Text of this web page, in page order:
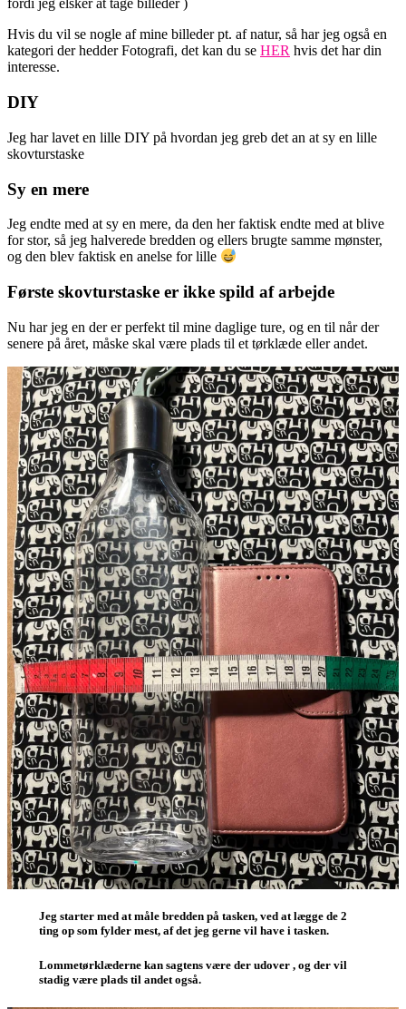
fordi jeg elsker at tage billeder )
Hvis du vil se nogle af mine billeder pt. af natur, så har jeg også en
kategori der hedder Fotografi, det kan du se HER hvis det har din
interesse.
DIY
Jeg har lavet en lille DIY på hvordan jeg greb det an at sy en lille
skovturstaske
Sy en mere
Jeg endte med at sy en mere, da den her faktisk endte med at blive
for stor, så jeg halverede bredden og ellers brugte samme mønster,
og den blev faktisk en anelse for lille
Første skovturstaske er ikke spild af arbejde
Nu har jeg en der er perfekt til mine daglige ture, og en til når der
senere på året, måske skal være plads til et tørklæde eller andet.
Jeg starter med at måle bredden på tasken, ved at lægge de 2
ting op som fylder mest, af det jeg gerne vil have i tasken.
Lommetørklæderne kan sagtens være der udover , og der vil
stadig være plads til andet også.